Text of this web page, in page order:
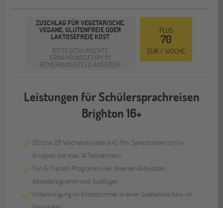
ZUSCHLAG FÜR VEGETARISCHE,
VEGANE, GLUTENFREIE ODER
LAKTOSEFREIE KOST
BITTE GEWÜNSCHTE
ERNÄHRUNGSFORM IM
BEMERKUNGSFELD ANGEBEN.
PLUS
70
EUR / WOCHE
Leistungen für Schülersprachreisen
Brighton 16+
20 bzw. 28 Wochenstunden à 45 Min. Sprachunterricht in
Gruppen mit max. 14 Teilnehmern
Fun & Freizeit-Programm inkl. diverser Aktivitäten,
Abendprogramm und Ausflügen
Unterbringung im Einzelzimmer in einer Gastfamilie bzw. im